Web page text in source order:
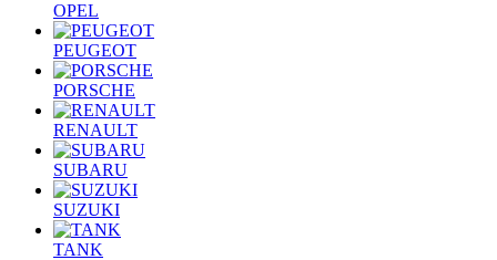
OPEL
PEUGEOT
PORSCHE
RENAULT
SUBARU
SUZUKI
TANK